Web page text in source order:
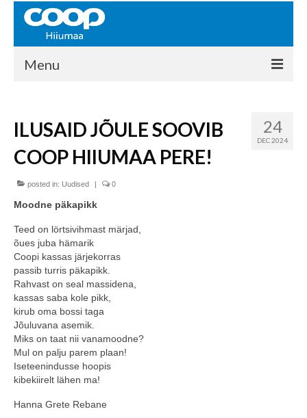
Menu
Kontakt
Liikmed
Ajalugu
KAUPLUSED
EHITUSKESKUS
KAUBAMAJA
KAMPAANIAD
COOP KLIENDIKAART
KINKEKAART
PAKUME TÖÖD
HIIUMAA KÖÖK JA PAGAR
24
DEC 2024
ILUSAID JÕULE SOOVIB
COOP HIIUMAA PERE!
posted in: Uudised | 0
Moodne päkapikk
Teed on lörtsivihmast märjad,
õues juba hämarik
Coopi kassas järjekorras
passib turris päkapikk.
Rahvast on seal massidena,
kassas saba kole pikk,
kirub oma bossi taga
Jõuluvana asemik.
Miks on taat nii vanamoodne?
Mul on palju parem plaan!
Iseteenindusse hoopis
kibekiirelt lähen ma!
Hanna Grete Rebane